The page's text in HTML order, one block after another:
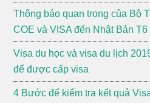
Thông báo quan trọng của Bộ
COE và VISA đến Nhật Bản T6
Visa du học và visa du lịch
để được cấp visa
4 Bước để kiểm tra kết quả